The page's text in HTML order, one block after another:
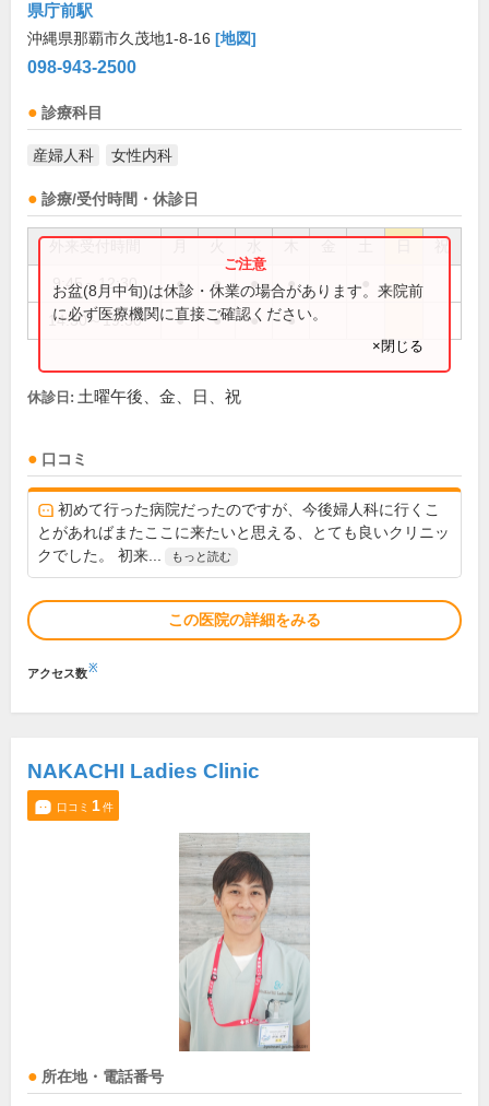
県庁前駅
沖縄県那覇市久茂地1-8-16 [地図]
098-943-2500
診療科目
産婦人科 女性内科
診療/受付時間・休診日
祝
9:45～12:30 ● ● ● ●
14:30～19:30 ● ● ● ●
お盆(8月中旬)は休診・休業の場合があります。来院前
に必ず医療機関に直接ご確認ください。
×閉じる
休診日: 土曜午後、金、日、祝
口コミ
初めて行った病院だったのですが、今後婦人科に行くこ
とがあればまたここに来たいと思える、とても良いクリニッ
クでした。 初来...
もっと読む
この医院の詳細をみる
アクセス数※
NAKACHI Ladies Clinic
口コミ 1件
所在地・電話番号